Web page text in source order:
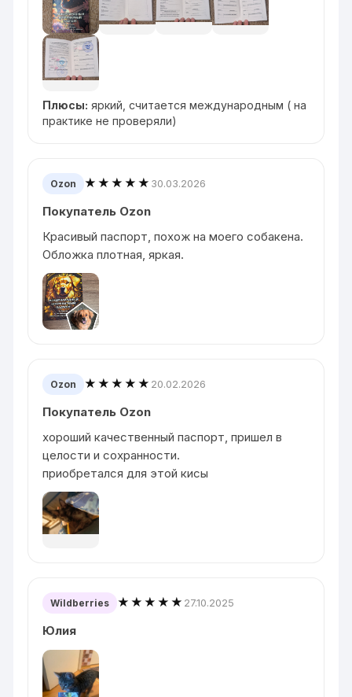
Плюсы: яркий, считается международным ( на
практике не проверяли)
Ozon ★★★★★ 30.03.2026
Покупатель Ozon
Красивый паспорт, похож на моего собакена.
Обложка плотная, яркая.
Ozon ★★★★★ 20.02.2026
Покупатель Ozon
хороший качественный паспорт, пришел в
целости и сохранности.
приобретался для этой кисы
Wildberries ★★★★★ 27.10.2025
Юлия